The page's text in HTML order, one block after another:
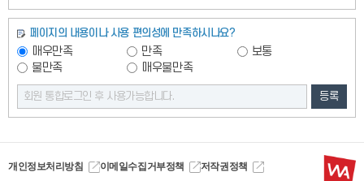
페이지의 내용이나 사용 편의성에 만족하시나요?
매우만족 만족
보통
불만족
매우불만족
등록
개인정보처리방침 이메일수집거부정책 저작권정책